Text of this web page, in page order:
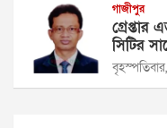
গাজীপুর
গ্রেপ্তার
সিটির